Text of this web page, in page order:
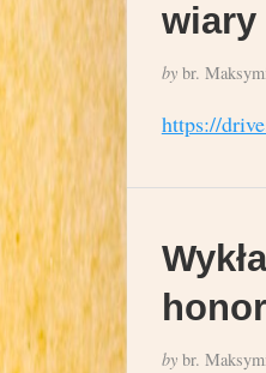
wiary
bybr.
https://
bybr.